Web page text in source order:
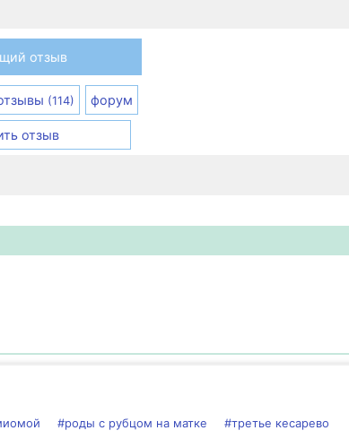
отзыв
(114) форум
отзыв
#роды с рубцом на матке #третье кесарево